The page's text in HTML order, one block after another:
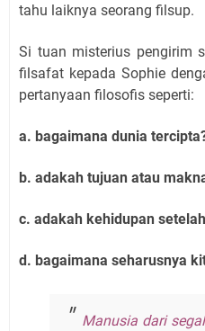
tahu laiknya seorang filsup.
Si tuan misterius pengirim
filsafat kepada Sophie
pertanyaan filosofis seperti:
a. bagaimana dunia
b. adakah tujuan atau
c. adakah kehidupan
d. bagaimana seharusnya
Manusia dari